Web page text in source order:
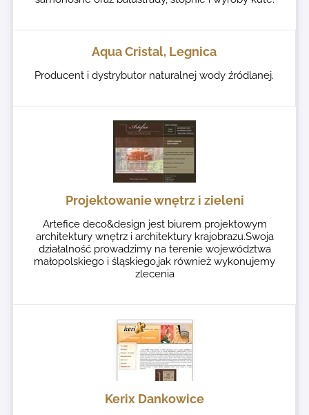
Aqua Cristal, Legnica
Producent i dystrybutor naturalnej wody źródlanej.
Projektowanie wnętrz i zieleni
Artefice deco&design jest biurem projektowym
architektury wnętrz i architektury krajobrazu.Swoja
działalność prowadzimy na terenie województwa
małopolskiego i śląskiego,jak również wykonujemy
zlecenia
Kerix Dankowice